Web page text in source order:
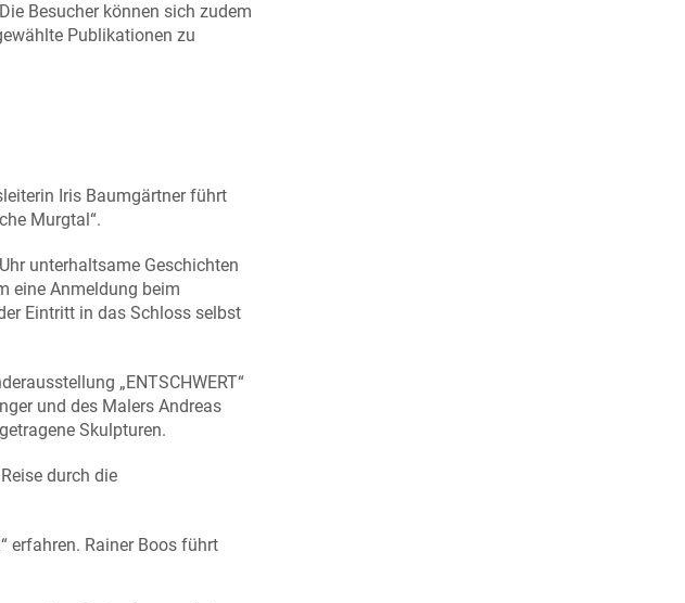
Besucher können sich zudem
Publikationen zu
Iris Baumgärtner führt
Murgtal“.
unterhaltsame Geschichten
eine Anmeldung beim
Eintritt in das Schloss selbst
„ENTSCHWERT“
und des Malers Andreas
Skulpturen.
durch die
erfahren. Rainer Boos führt